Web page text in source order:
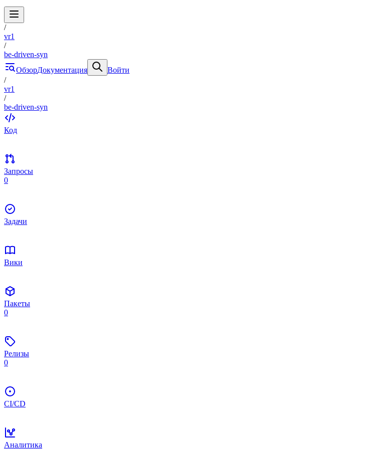
/
vr1
/
be-driven-syn
ОбзорДокументация
Войти
/
vr1
/
be-driven-syn
Код
Запросы
0
Задачи
Вики
Пакеты
0
Релизы
0
CI/CD
Аналитика